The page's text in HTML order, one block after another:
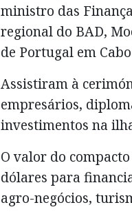
ministro das
regional do BAD,
de Portugal em
Assistiram à
empresários,
investimentos na
O valor do
dólares para
agro-negócios,